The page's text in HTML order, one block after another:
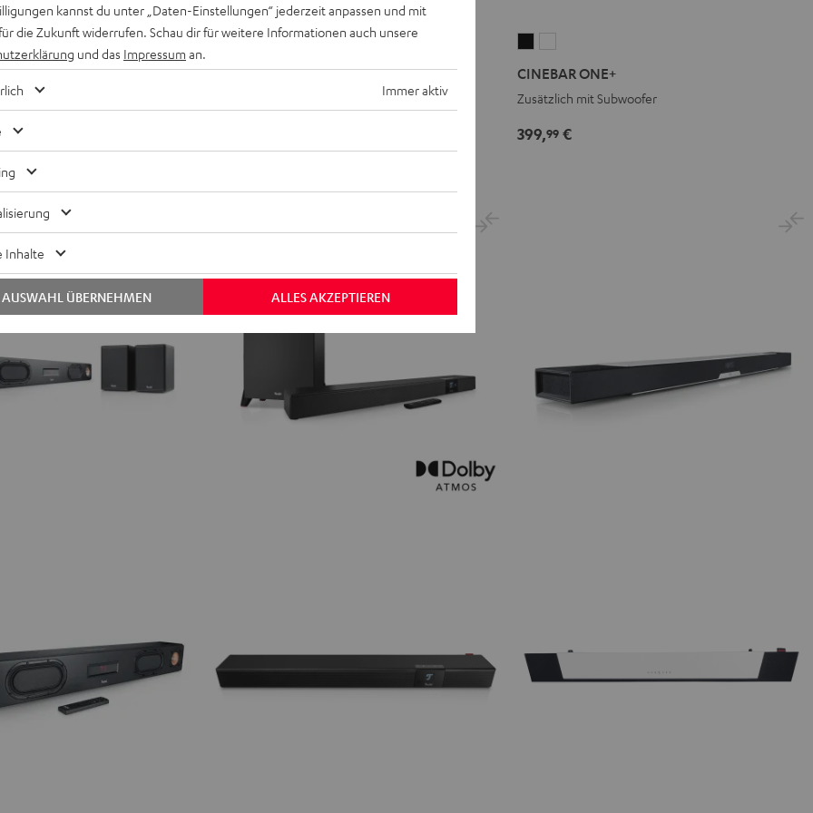
für Dolby Atmos "7.1-
Atmos
CINEBAR
Dolby
"5.1-
Schwarz
CINEBAR
Dolby
"5.1-
Weiß
CINEBAR 22 für Dolby Atmos "5.1-Set" CINEBAR ONE+
Zusätzlich mit Subwoofer
399,99 €
kannst du unter „Daten-Einstellungen“ jederzeit anpassen und mit
die Zukunft widerrufen. Schau dir für weitere Informationen auch unsere
und das Impressum an.
Immer aktiv
Inhalte
ALLES AKZEPTIEREN
AUSWAHL ÜBERNEHMEN